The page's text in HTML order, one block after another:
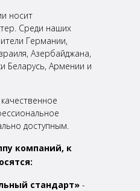
носит
Среди наших
Германии,
Азербайджана,
Беларусь, Армении и
доступным.
компаний, к
стандарт» -